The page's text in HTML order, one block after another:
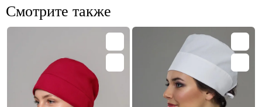
Смотрите также